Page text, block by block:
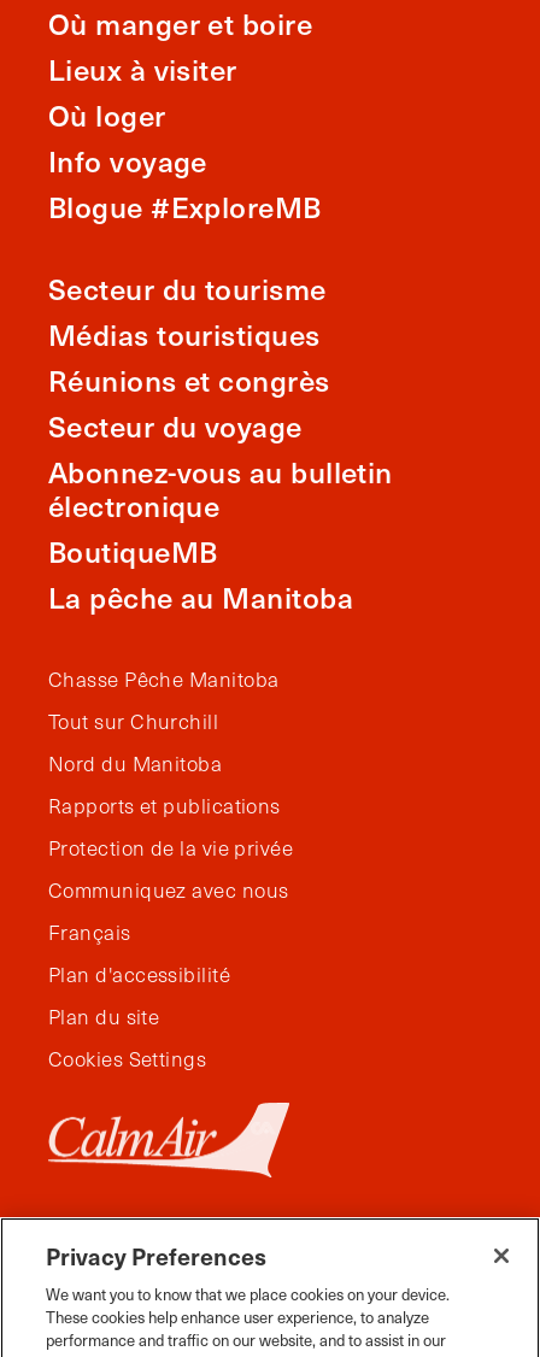
Où manger et boire
Lieux à visiter
Où loger
Info voyage
Blogue #ExploreMB
Secteur du tourisme
Médias touristiques
Réunions et congrès
Secteur du voyage
Abonnez-vous au bulletin
électronique
BoutiqueMB
La pêche au Manitoba
Chasse Pêche Manitoba
Tout sur Churchill
Nord du Manitoba
Rapports et publications
Protection de la vie privée
Communiquez avec nous
Français
Plan d'accessibilité
Plan du site
Cookies Settings
Privacy Preferences
We want you to know that we place cookies on your device.
These cookies help enhance user experience, to analyze
performance and traffic on our website, and to assist in our